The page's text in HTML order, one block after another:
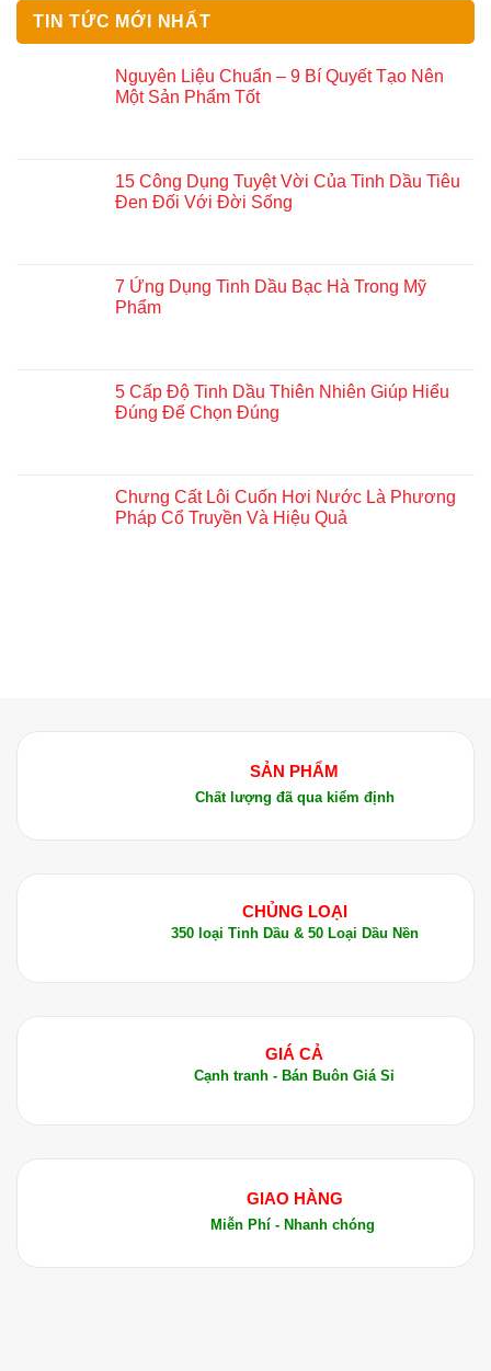
TIN TỨC MỚI NHẤT
Nguyên Liệu Chuẩn – 9 Bí Quyết Tạo Nên
Một Sản Phẩm Tốt
15 Công Dụng Tuyệt Vời Của Tinh Dầu Tiêu
Đen Đối Với Đời Sống
7 Ứng Dụng Tinh Dầu Bạc Hà Trong Mỹ
Phẩm
5 Cấp Độ Tinh Dầu Thiên Nhiên Giúp Hiểu
Đúng Để Chọn Đúng
Chưng Cất Lôi Cuốn Hơi Nước Là Phương
Pháp Cổ Truyền Và Hiệu Quả
SẢN PHẨM
Chất lượng đã qua kiểm định
CHỦNG LOẠI
350 loại Tinh Dầu & 50 Loại Dầu Nền
GIÁ CẢ
Cạnh tranh - Bán Buôn Giá Sỉ
GIAO HÀNG
Miễn Phí - Nhanh chóng